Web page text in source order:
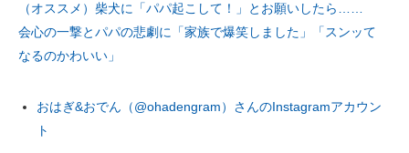
（オススメ）柴犬に「パパ起こして！」とお願いしたら……
会心の一撃とパパの悲劇に「家族で爆笑しました」「スンッて
なるのかわいい」
おはぎ&おでん（@ohadengram）さんのInstagramアカウン
ト